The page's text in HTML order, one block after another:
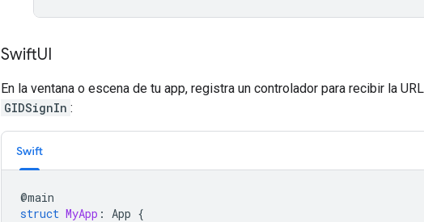
SwiftUI
En la ventana o escena de tu app, registra un controlador para recibir la
GIDSignIn :
Swift
@main
struct MyApp : App {